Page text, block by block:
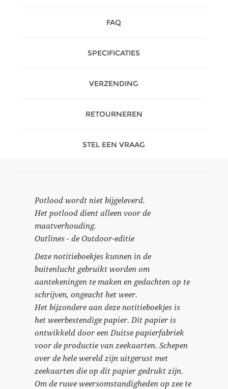
FAQ
SPECIFICATIES
VERZENDING
RETOURNEREN
STEL EEN VRAAG
Potlood wordt niet bijgeleverd.
Het potlood dient alleen voor de
maatverhouding.
Outlines - de Outdoor-editie
Deze notitieboekjes kunnen in de
buitenlucht gebruikt worden om
aantekeningen te maken en gedachten op te
schrijven, ongeacht het weer.
Het bijzondere aan deze notitieboekjes is
het weerbestendige papier. Dit papier is
ontwikkeld door een Duitse papierfabriek
voor de productie van zeekaarten. Schepen
over de hele wereld zijn uitgerust met
zeekaarten die op dit papier gedrukt zijn.
Om de ruwe weersomstandigheden op zee te